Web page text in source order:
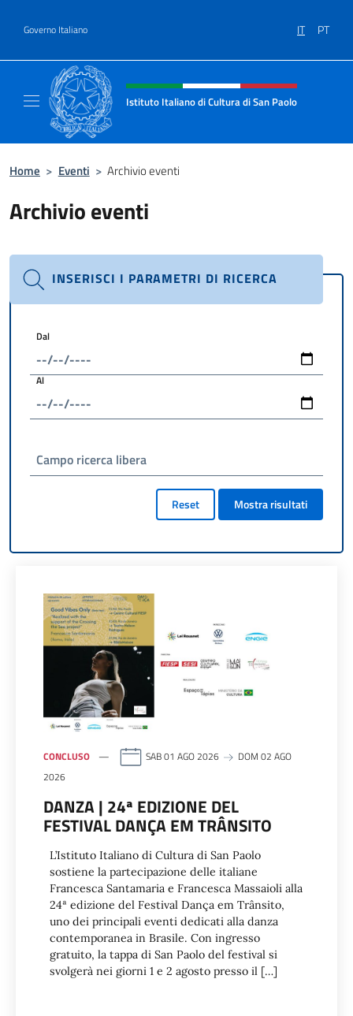
Governo Italiano IT PT
Intestazione sito, social e menù
Istituto Italiano di Cultura di San Paolo
Home > Eventi > Archivio eventi
Archivio eventi
INSERISCI I PARAMETRI DI RICERCA
Dal
Al
Campo ricerca libera
Reset Mostra risultati
CONCLUSO SAB 01 AGO 2026
DOM 02 AGO
2026
DANZA | 24ª EDIZIONE DEL
FESTIVAL DANÇA EM TRÂNSITO
L’Istituto Italiano di Cultura di San Paolo
sostiene la partecipazione delle italiane
Francesca Santamaria e Francesca Massaioli alla
24ª edizione del Festival Dança em Trânsito,
uno dei principali eventi dedicati alla danza
contemporanea in Brasile. Con ingresso
gratuito, la tappa di San Paolo del festival si
svolgerà nei giorni 1 e 2 agosto presso il […]